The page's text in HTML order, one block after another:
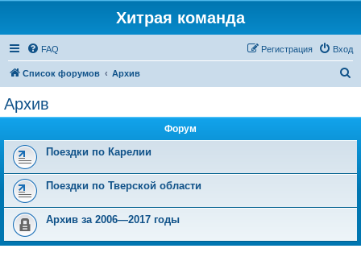
Хитрая команда
FAQ Вход
Регистрация
Список форумов Архив
Архив
Форум
Поездки по Карелии
Поездки по Тверской области
Архив за 2006—2017 годы